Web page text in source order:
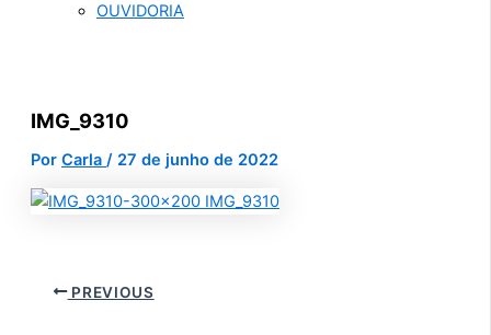
OUVIDORIA
IMG_9310
Por Carla / 27 de junho de 2022
PREVIOUS